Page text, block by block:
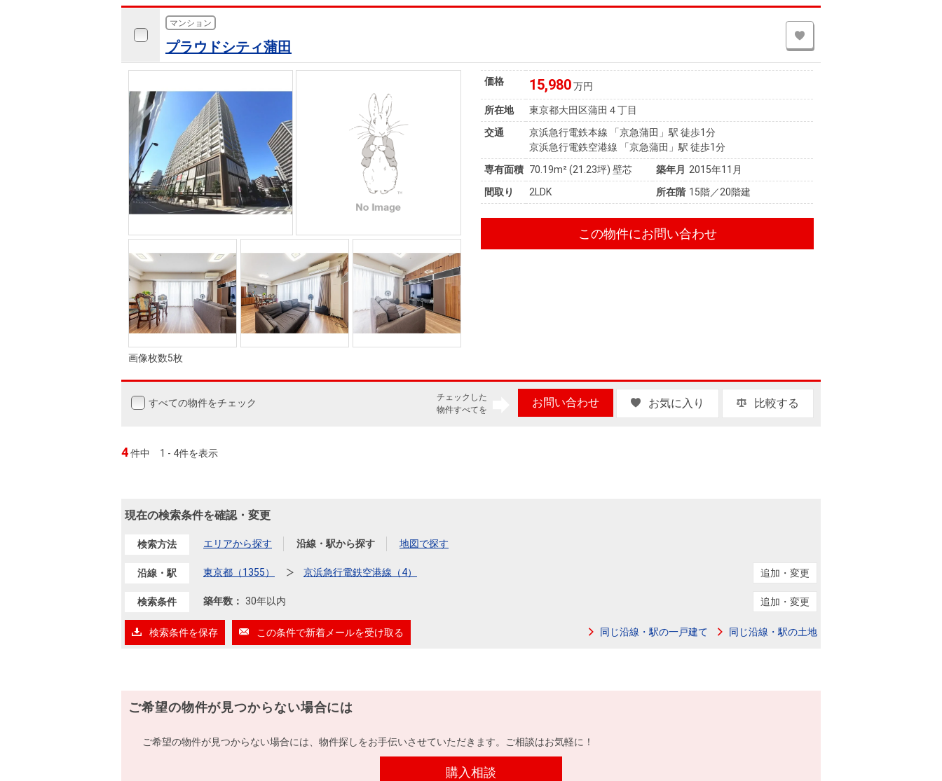
マンション
プラウドシティ蒲田
画像枚数5枚
価格 15,980万円
所在地
東京都大田区蒲田４丁目
交通
京浜急行電鉄本線 「京急蒲田」駅 徒歩1分
京浜急行電鉄空港線 「京急蒲田」駅 徒歩1分
専有面積 70.19m²(21.23坪) 壁芯 築年月 2015年11月
間取り
2LDK 所在階 15階／20階建
この物件にお問い合わせ
すべての物件をチェック
チェックした
物件すべてを
お問い合わせ お気に入り 比較する
4件中 1 - 4件を表示
現在の検索条件を確認・変更
検索方法 エリアから探す 沿線・駅から探す 地図で探す
沿線・駅 東京都（1355） 京浜急行電鉄空港線（4） 追加・変更
検索条件 築年数： 30年以内 追加・変更
検索条件を保存 この条件で新着メールを受け取る 同じ沿線・駅の一戸建て 同じ沿線・駅の土地
ご希望の物件が見つからない場合には
ご希望の物件が見つからない場合には、物件探しをお手伝いさせていただきます。ご相談はお気軽に！
購入相談